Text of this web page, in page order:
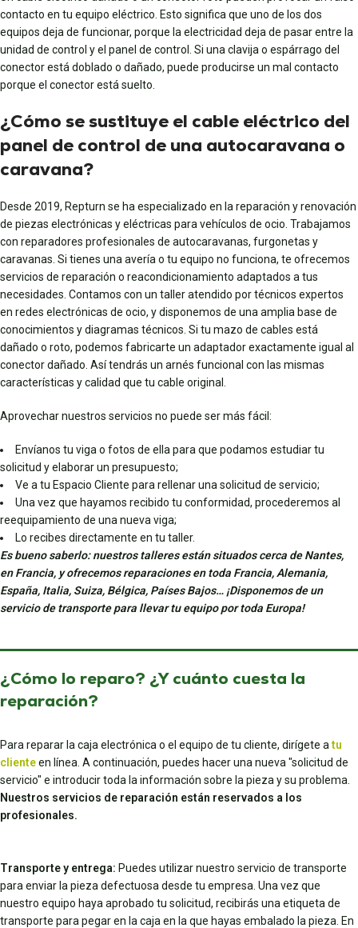
contacto en tu equipo eléctrico. Esto significa que uno de los dos
equipos deja de funcionar, porque la electricidad deja de pasar entre la
unidad de control y el panel de control. Si una clavija o espárrago del
conector está doblado o dañado, puede producirse un mal contacto
porque el conector está suelto.
¿Cómo se sustituye el cable eléctrico del
panel de control de una autocaravana o
caravana?
Desde 2019, Repturn se ha especializado en la reparación y renovación
de piezas electrónicas y eléctricas para vehículos de ocio. Trabajamos
con reparadores profesionales de autocaravanas, furgonetas y
caravanas. Si tienes una avería o tu equipo no funciona, te ofrecemos
servicios de reparación o reacondicionamiento adaptados a tus
necesidades. Contamos con un taller atendido por técnicos expertos
en redes electrónicas de ocio, y disponemos de una amplia base de
conocimientos y diagramas técnicos. Si tu mazo de cables está
dañado o roto, podemos fabricarte un adaptador exactamente igual al
conector dañado. Así tendrás un arnés funcional con las mismas
características y calidad que tu cable original.
Aprovechar nuestros servicios no puede ser más fácil:
Envíanos tu viga o fotos de ella para que podamos estudiar tu
solicitud y elaborar un presupuesto;
Ve a tu Espacio Cliente para rellenar una solicitud de servicio;
Una vez que hayamos recibido tu conformidad, procederemos al
reequipamiento de una nueva viga;
Lo recibes directamente en tu taller.
Es bueno saberlo: nuestros talleres están situados cerca de Nantes,
en Francia, y ofrecemos reparaciones en toda Francia, Alemania,
España, Italia, Suiza, Bélgica, Países Bajos… ¡Disponemos de un
servicio de transporte para llevar tu equipo por toda Europa!
¿Cómo lo reparo? ¿Y cuánto cuesta la
reparación?
Para reparar la caja electrónica o el equipo de tu cliente, dirígete atu
clienteen línea. A continuación, puedes hacer una nueva "solicitud de
servicio" e introducir toda la información sobre la pieza y su problema.
Nuestros servicios de reparación están reservados a los
profesionales.
Transporte y entrega: Puedes utilizar nuestro servicio de transporte
para enviar la pieza defectuosa desde tu empresa. Una vez que
nuestro equipo haya aprobado tu solicitud, recibirás una etiqueta de
transporte para pegar en la caja en la que hayas embalado la pieza. En